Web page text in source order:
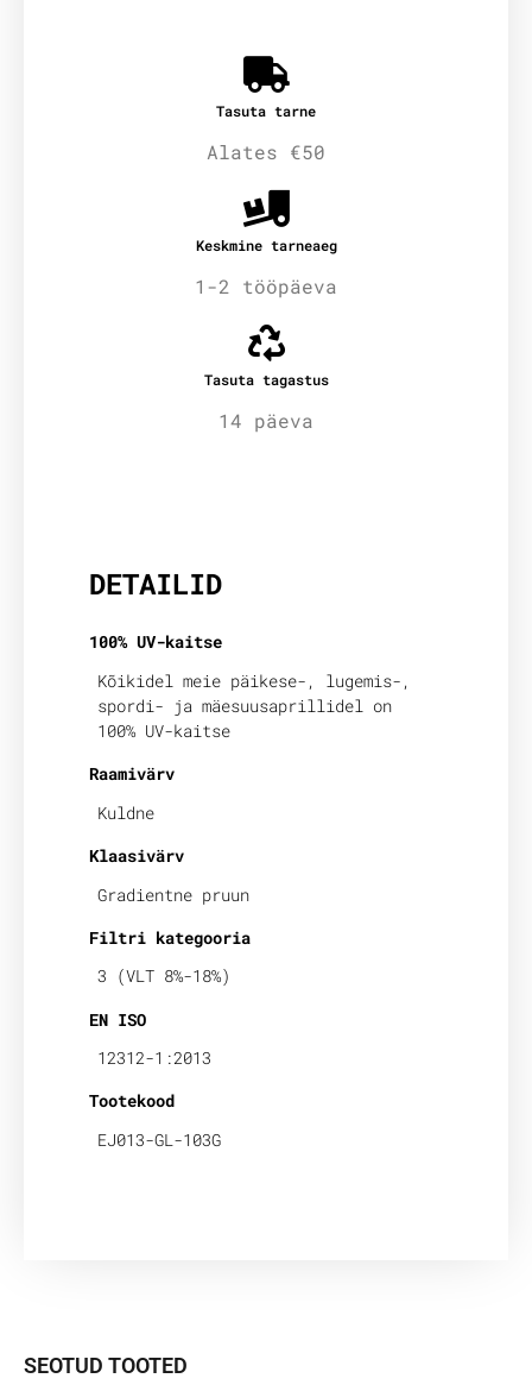
Tasuta tarne
Alates €50
Keskmine tarneaeg
1-2 tööpäeva
Tasuta tagastus
14 päeva
DETAILID
100% UV-kaitse
Kõikidel meie päikese-, lugemis-,
spordi- ja mäesuusaprillidel on
100% UV-kaitse
Raamivärv
Kuldne
Klaasivärv
Gradientne pruun
Filtri kategooria
3 (VLT 8%-18%)
EN ISO
12312-1:2013
Tootekood
EJ013-GL-103G
SEOTUD TOOTED